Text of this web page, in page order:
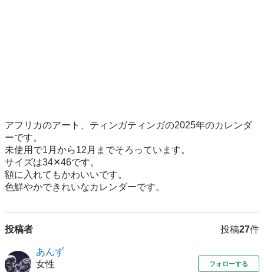
アフリカのアート、ティンガティンガの2025年のカレンダ
ーです。
未使用で1月から12月までそろっています。
サイズは34✕46です。
額に入れてもかわいいです。
色鮮やかできれいなカレンダーです。
投稿者 投稿27件
あんず
女性
フォローする